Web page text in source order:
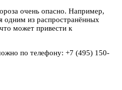
очень опасно. Например,
одним из распространённых
может привести к
по телефону: +7 (495) 150-